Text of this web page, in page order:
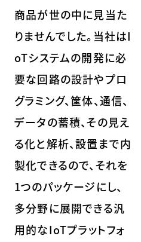
商品が世の中に見当た
りませんでした。当社はI
oTシステムの開発に必
要な回路の設計やプロ
グラミング、筐体、通信、
データの蓄積、その見え
る化と解析、設置まで内
製化できるので、それを
1つのパッケージにし、
多分野に展開できる汎
用的なIoTプラットフォ